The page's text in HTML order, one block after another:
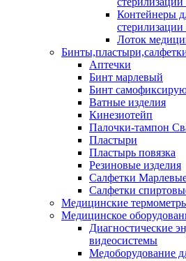
Контейнеры
Лоток
Аптечки
Бинт марлевый
Бинт
Ватные изделия
Кинезиотейп
Палочки-тампон
Пластыри
Пластырь повязка
Резиновые изделия
Салфетки
Салфетки
Медицинские
Медицинское
Диагностические
видеосистемы
Медоборудование